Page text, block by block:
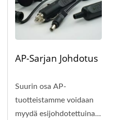
AP-Sarjan Johdotus
Suurin osa AP-
tuotteistamme voidaan
myydä esijohdotettuina,